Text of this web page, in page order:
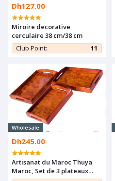
Dh127.00
Miroire decorative
cerculaire 38 cm/38 cm
Club Point:
11
Wholesale
Dh245.00
Artisanat du Maroc Thuya
Maroc, Set de 3 plateaux